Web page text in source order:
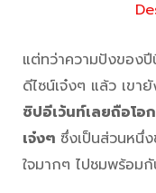
แต่ทว่าความปังของปี
ดีไซน์เจ๋งๆ แล้ว เขา
ซิปอีเว้นท์เลยถือโอ
เจ๋งๆ ซึ่งเป็นส่วนหนึ่
ใจมากๆ ไปชมพร้อมกั